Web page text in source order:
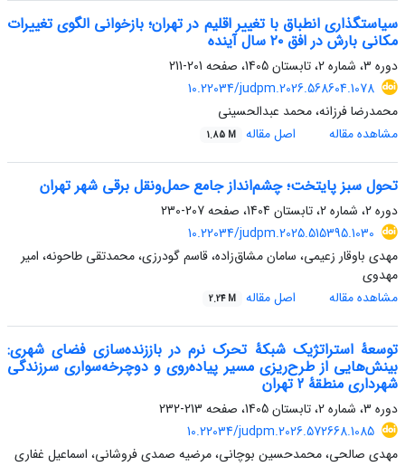
سیاستگذاری انطباق با تغییر اقلیم در تهران؛ بازخوانی الگوی تغییرات
مکانی بارش در افق ۲۰ سال آینده
دوره 3، شماره 2، تابستان 1405، صفحه
201-211
10.22034/judpm.2026.568604.1078
محمدرضا فرزانه، محمد عبدالحسینی
مشاهده مقاله
اصل مقاله 1.85 M
تحول سبز پایتخت؛ چشم‌انداز جامع حمل‌ونقل برقی شهر تهران
دوره 2، شماره 2، تابستان 1404، صفحه
207-230
10.22034/judpm.2025.515395.1030
مهدی باوقار زعیمی، سامان مشاق‌زاده، قاسم گودرزی، محمدتقی طاحونه، امیر
مهدوی
مشاهده مقاله
اصل مقاله 2.24 M
توسعۀ استراتژیک شبکۀ تحرک نرم در باززنده‌سازی فضای شهری:
بینش‌هایی از طرح‌ریزی مسیر پیاده‌روی و دوچرخه‌سواری سرزندگی
شهرداری منطقۀ 2 تهران
دوره 3، شماره 2، تابستان 1405، صفحه
213-232
10.22034/judpm.2026.572668.1085
مهدی صالحی، محمدحسین بوچانی، مرضیه صمدی فروشانی، اسماعیل غفاری